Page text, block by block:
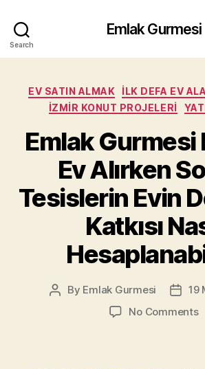
Search
Emlak Gurmesi
EV SATIN ALMAK
İLK DEFA EV
İZMIR KONUT PROJELERI
Emlak Gurmesi
Ev Alırken
Tesislerin Evin
Katkısı
Post
By Emlak Gurmesi
Post
date
19
No Commentson